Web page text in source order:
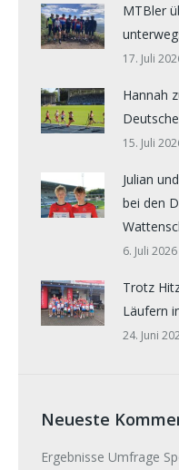
MTBler
17. Juli
Hannah
15. Juli
Julian
bei den
6. Juli 2026
Trotz
Läufern
24. Juni
Neueste
Ergebnisse Umfrage